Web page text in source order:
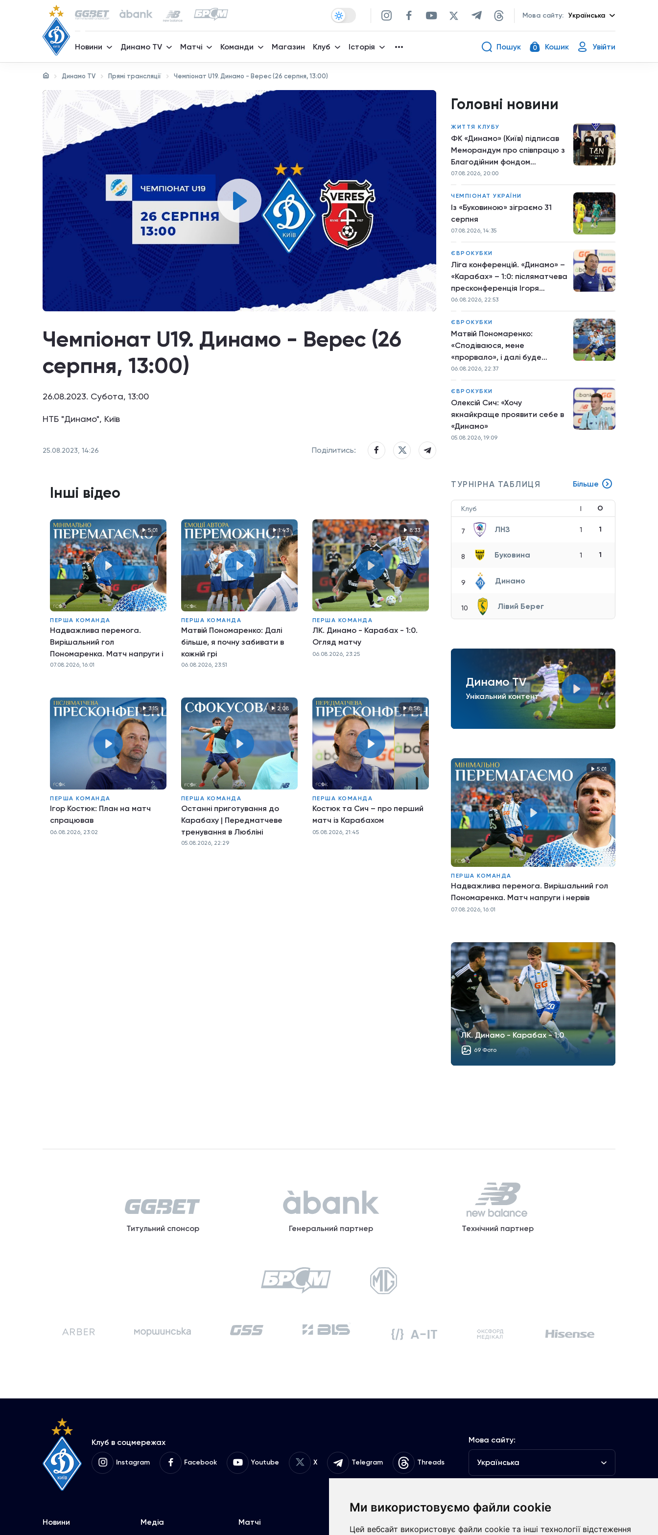
Ми використовуємо файли cookie
Цей вебсайт використовує файли cookie та інші технології відстеження
Мова сайту: Українська
Новини Динамо TV Матчі Команди Магазин Клуб Історія Пошук 0 Кошик Увійти
Динамо TV Прямі трансляції Чемпіонат U19. Динамо - Верес (26 серпня, 13:00)
Чемпіонат U19. Динамо - Верес (26
серпня, 13:00)
26.08.2023. Субота, 13:00
НТБ "Динамо", Київ
25.08.2023, 14:26 Поділитись:
Інші відео
5:01
ПЕРША КОМАНДА
Надважлива перемога.
Вирішальний гол
Пономаренка. Матч напруги і
нервів
07.08.2026, 16:01
1:43
ПЕРША КОМАНДА
Матвій Пономаренко: Далі
більше, я почну забивати в
кожній грі
06.08.2026, 23:51
8:33
ПЕРША КОМАНДА
ЛК. Динамо - Карабах - 1:0.
Огляд матчу
06.08.2026, 23:25
3:15
ПЕРША КОМАНДА
Ігор Костюк: План на матч
спрацював
06.08.2026, 23:02
2:08
ПЕРША КОМАНДА
Останні приготування до
Карабаху | Передматчеве
тренування в Любліні
05.08.2026, 22:29
8:58
ПЕРША КОМАНДА
Костюк та Сич – про перший
матч із Карабахом
05.08.2026, 21:45
Головні новини
ЖИТТЯ КЛУБУ
ФК «Динамо» (Київ) підписав
Меморандум про співпрацю з
Благодійним фондом
TYTANOVI
07.08.2026, 20:00
ЧЕМПІОНАТ УКРАЇНИ
Із «Буковиною» зіграємо 31
серпня
07.08.2026, 14:35
ЄВРОКУБКИ
Ліга конференцій. «Динамо» –
«Карабах» – 1:0: післяматчева
пресконференція Ігоря
Костюка
06.08.2026, 22:53
ЄВРОКУБКИ
Матвій Пономаренко:
«Сподіваюся, мене
«прорвало», і далі буде
більше»
06.08.2026, 22:37
ЄВРОКУБКИ
Олексій Сич: «Хочу
якнайкраще проявити себе в
«Динамо»
05.08.2026, 19:09
ТУРНІРНА ТАБЛИЦЯ Більше
Клуб І О
7 ЛНЗ 1 1
8 Буковина 1 1
9 Динамо
10 Лівий Берег
Динамо TV
Унікальний контент
5:01
ПЕРША КОМАНДА
Надважлива перемога. Вирішальний гол
Пономаренка. Матч напруги і нервів
07.08.2026, 16:01
ЛК. Динамо - Карабах - 1:0
69 Фото
Титульний спонсор Генеральний партнер Технічний партнер
Клуб в соцмережах
Instagram Facebook Youtube X Telegram Threads
Мова сайту:
Українська
Новини
Медіа
Матчі